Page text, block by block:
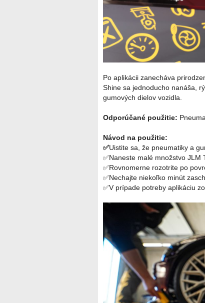
Po aplikácii zanecháva
Shine sa jednoducho nanáša,
gumových dielov vozidla.
Odporúčané použitie:
Návod na použitie:
✅Uistite sa, že pneumatiky a
✅Naneste malé množstvo JLM
✅Rovnomerne rozotrite po
✅Nechajte niekoľko minút
✅V prípade potreby aplikáciu